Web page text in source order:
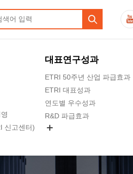
신고센터)
대표연구성과
ETRI 50주년 산업 파급효과
ETRI 대표성과
연도별 우수성과
R&D 파급효과